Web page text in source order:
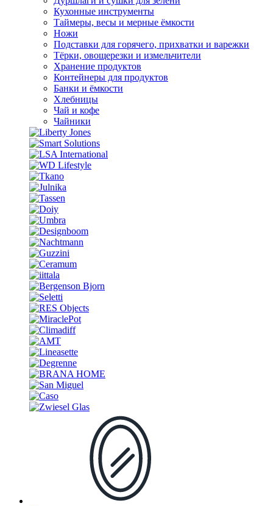
Кухонные инструменты
Таймеры, весы и мерные ёмкости
Ножи
Подставки для горячего, прихватки и варежки
Тёрки, овощерезки и измельчители
Хранение продуктов
Контейнеры для продуктов
Банки и ёмкости
Хлебницы
Чай и кофе
Чайники